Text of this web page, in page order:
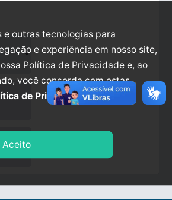
e outras tecnologias para
e experiência em nosso site,
Política de Privacidade e, ao
você concorda com estas
de Privacidade.
Aceito